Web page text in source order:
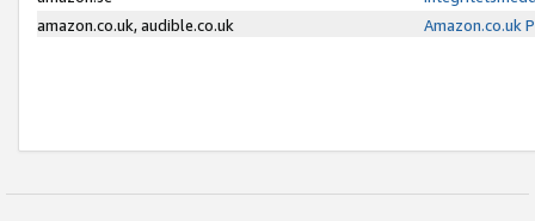
amazon.co.uk, audible.co.uk
Amazon.co.uk